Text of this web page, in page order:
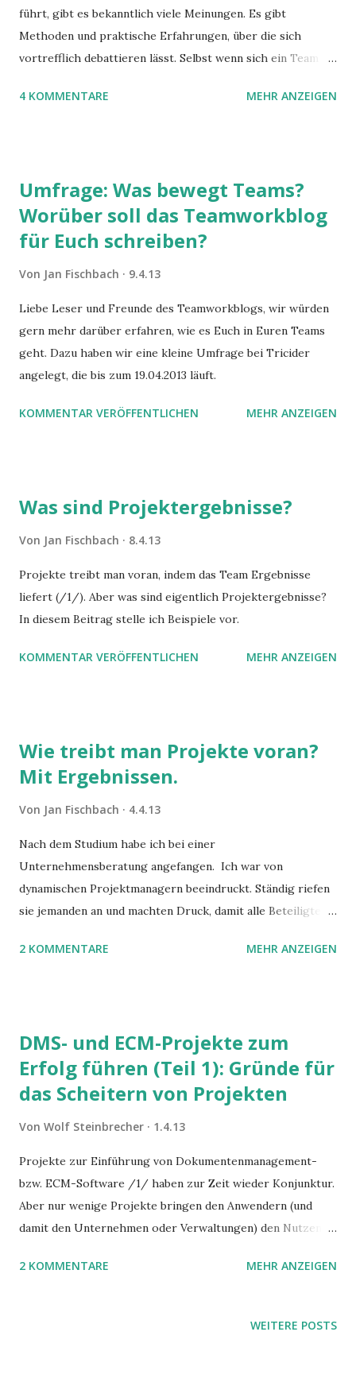
führt, gibt es bekanntlich viele Meinungen. Es gibt
Methoden und praktische Erfahrungen, über die sich
vortrefflich debattieren lässt. Selbst wenn sich ein Team
kognitive Verzerrungen (/1/) einen Strich durch die
gelegt wird. Das bedeutet, dass man arbeitet, sich
verbessert und dann misst. Ändert sich die Produktivität
oder nicht? Wenn ja, geänderte Arbeitsweise beibehalten;
einem Vorgehen gibt es gute Anregungen in Buchform.
4 KOMMENTARE MEHR ANZEIGEN
Umfrage: Was bewegt Teams?
Worüber soll das Teamworkblog
für Euch schreiben?
Von Jan Fischbach 9.4.13
Liebe Leser und Freunde des Teamworkblogs, wir würden
gern mehr darüber erfahren, wie es Euch in Euren Teams
geht. Dazu haben wir eine kleine Umfrage bei Tricider
angelegt, die bis zum 19.04.2013 läuft.
KOMMENTAR VERÖFFENTLICHEN MEHR ANZEIGEN
Was sind Projektergebnisse?
Von Jan Fischbach 8.4.13
Projekte treibt man voran, indem das Team Ergebnisse
liefert (/1/). Aber was sind eigentlich Projektergebnisse?
In diesem Beitrag stelle ich Beispiele vor.
KOMMENTAR VERÖFFENTLICHEN MEHR ANZEIGEN
Wie treibt man Projekte voran?
Mit Ergebnissen.
Von Jan Fischbach 4.4.13
Nach dem Studium habe ich bei einer
Unternehmensberatung angefangen. Ich war von
dynamischen Projektmanagern beeindruckt. Ständig riefen
sie jemanden an und machten Druck, damit alle Beteiligten
Meinung darüber, wie man in Projekten für Fortschritte
2 KOMMENTARE MEHR ANZEIGEN
DMS- und ECM-Projekte zum
Erfolg führen (Teil 1): Gründe für
das Scheitern von Projekten
Von Wolf Steinbrecher 1.4.13
Projekte zur Einführung von Dokumentenmanagement-
bzw. ECM-Software /1/ haben zur Zeit wieder Konjunktur.
Aber nur wenige Projekte bringen den Anwendern (und
damit den Unternehmen oder Verwaltungen) den Nutzen,
eine Serie, in denen wir Projektleitern aus IT und Orga
2 KOMMENTARE MEHR ANZEIGEN
WEITERE POSTS